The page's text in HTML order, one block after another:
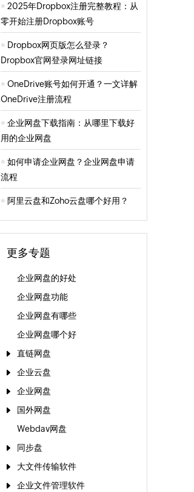
2025年Dropbox注册完整教程：从
零开始注册Dropbox账号
Dropbox网页版怎么登录？
Dropbox官网登录网址链接
OneDrive账号如何开通？一文详解
OneDrive注册流程
企业网盘下载指南：从哪里下载好
用的企业网盘
如何申请企业网盘？企业网盘申请
流程
阿里云盘和Zoho云盘哪个好用？
更多专题
企业网盘的好处
企业网盘功能
企业网盘有哪些
企业网盘哪个好
直链网盘
企业云盘
企业网盘
国外网盘
Webdav网盘
同步盘
大文件传输软件
企业文件管理软件